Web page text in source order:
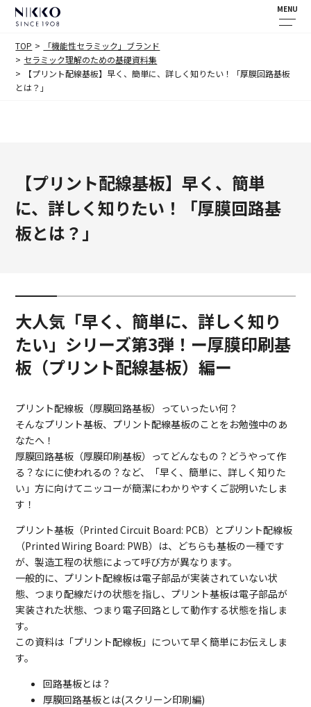
MENU
TOP
「機能性セラミック」ブランド
セラミック理解のための基礎資料集
【プリント配線基板】早く、簡単に、詳しく知りたい！「厚膜回路基板
とは？」
【プリント配線基板】早く、簡単
に、詳しく知りたい！「厚膜回路基
板とは？」
大人気「早く、簡単に、詳しく知り
たい」シリーズ第3弾！ー厚膜印刷基
板（プリント配線基板）編ー
プリント配線板（厚膜回路基板）っていったい何？
そんなプリント基板、プリント配線基板のことをお勉強中のあ
なたへ！
厚膜回路基板（厚膜印刷基板）ってどんなもの？どうやって作
る？なにに使われるの？など、「早く、簡単に、詳しく知りた
い」方に向けてニッコーが簡潔にわかりやすくご説明いたしま
す！
プリント基板（Printed Circuit Board: PCB）とプリント配線板
（Printed Wiring Board: PWB）は、どちらも基板の一種です
が、製造工程の状態によって呼び方が異なります。
一般的に、プリント配線板は電子部品が実装されていない状
態、つまり配線だけの状態を指し、プリント基板は電子部品が
実装された状態、つまり電子回路として動作する状態を指しま
す。
この資料は「プリント配線板」について早く簡単にお伝えしま
す。
回路基板とは？
厚膜回路基板とは(スクリーン印刷編)